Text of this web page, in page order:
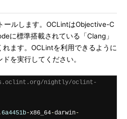
ールします。OCLintはObjective-C
に標準搭載されている「Clang」
ます。OCLintを利用できるように
を実行してください。
nightly/oclint-
. 6a4451b-x86_64-darwin-